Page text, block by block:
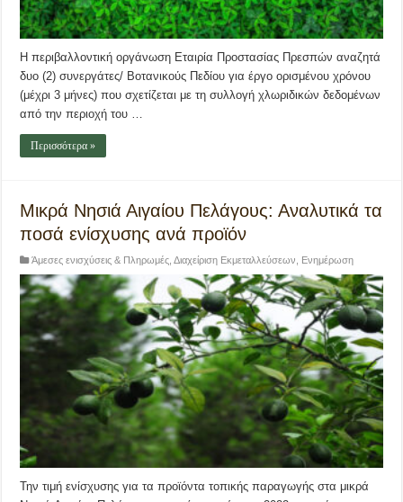
Η περιβαλλοντική οργάνωση Εταιρία Προστασίας Πρεσπών αναζητά
δυο (2) συνεργάτες/ Βοτανικούς Πεδίου για έργο ορισμένου χρόνου
(μέχρι 3 μήνες) που σχετίζεται με τη συλλογή χλωριδικών δεδομένων
από την περιοχή του …
Περισσότερα »
Μικρά Νησιά Αιγαίου Πελάγους: Αναλυτικά τα
ποσά ενίσχυσης ανά προϊόν
Άμεσες ενισχύσεις & Πληρωμές ,Διαχείριση Εκμεταλλεύσεων Ενημέρωση
Την τιμή ενίσχυσης για τα προϊόντα τοπικής παραγωγής στα μικρά